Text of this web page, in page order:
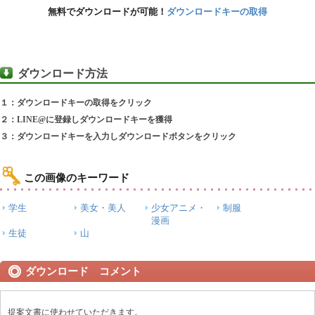
無料でダウンロードが可能！ ダウンロードキーの取得
ダウンロード方法
１：ダウンロードキーの取得をクリック
２：LINE@に登録しダウンロードキーを獲得
３：ダウンロードキーを入力しダウンロードボタンをクリック
この画像のキーワード
学生 美女・美人
少女アニメ・
漫画
制服
生徒 山
ダウンロード コメント
提案文書に使わせていただきます。